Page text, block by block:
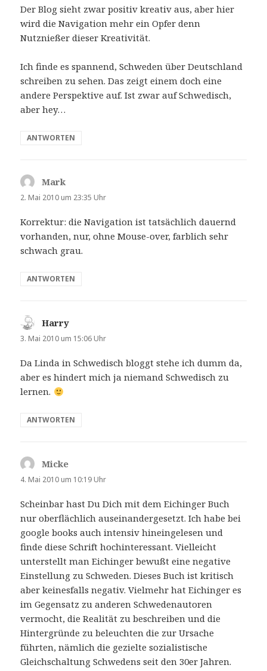
Der Blog sieht zwar positiv kreativ aus, aber hier
wird die Navigation mehr ein Opfer denn
Nutznießer dieser Kreativität.
Ich finde es spannend, Schweden über Deutschland
schreiben zu sehen. Das zeigt einem doch eine
andere Perspektive auf. Ist zwar auf Schwedisch,
aber hey…
ANTWORTEN
Mark
2. Mai 2010 um 23:35 Uhr
Korrektur: die Navigation ist tatsächlich dauernd
vorhanden, nur, ohne Mouse-over, farblich sehr
schwach grau.
ANTWORTEN
Harry
3. Mai 2010 um 15:06 Uhr
Da Linda in Schwedisch bloggt stehe ich dumm da,
aber es hindert mich ja niemand Schwedisch zu
lernen.
ANTWORTEN
Micke
4. Mai 2010 um 10:19 Uhr
Scheinbar hast Du Dich mit dem Eichinger Buch
nur oberflächlich auseinandergesetzt. Ich habe bei
google books auch intensiv hineingelesen und
finde diese Schrift hochinteressant. Vielleicht
unterstellt man Eichinger bewußt eine negative
Einstellung zu Schweden. Dieses Buch ist kritisch
aber keinesfalls negativ. Vielmehr hat Eichinger es
im Gegensatz zu anderen Schwedenautoren
vermocht, die Realität zu beschreiben und die
Hintergründe zu beleuchten die zur Ursache
führten, nämlich die gezielte sozialistische
Gleichschaltung Schwedens seit den 30er Jahren.